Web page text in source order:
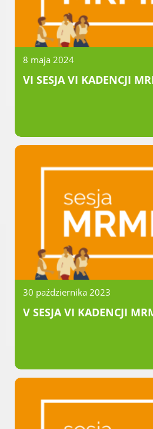
Młodzieżowa Rada
Rada Gospodarcza
POZOSTAŁE
Zakład Ubezpieczeń
Turystyczna
Instytut Rozwoju Wsi i
Polskiej Akademii Nauk
Instytut Skrzynki
Wielkopolski Park
Muzeum Narodowe
Przemysłu Rolno-
Szreniawie
PTTK
Urząd Skarbowy
8 maja 2024
VI SESJA VI KADENCJI
30 października 2023
V SESJA VI KADENCJI